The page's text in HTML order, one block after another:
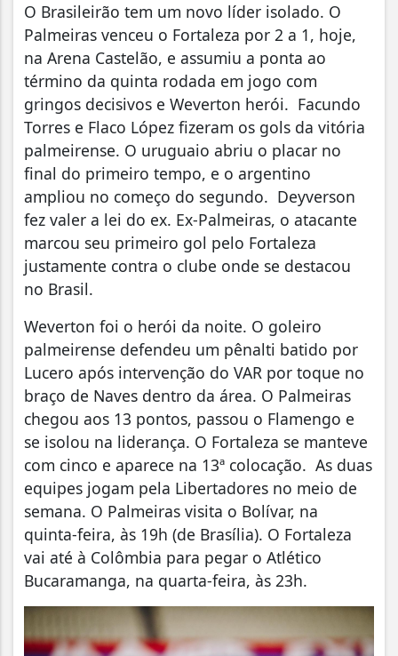
O Brasileirão tem um novo líder isolado. O
Palmeiras venceu o Fortaleza por 2 a 1, hoje,
na Arena Castelão, e assumiu a ponta ao
término da quinta rodada em jogo com
gringos decisivos e Weverton herói. Facundo
Torres e Flaco López fizeram os gols da vitória
palmeirense. O uruguaio abriu o placar no
final do primeiro tempo, e o argentino
ampliou no começo do segundo. Deyverson
fez valer a lei do ex. Ex-Palmeiras, o atacante
marcou seu primeiro gol pelo Fortaleza
justamente contra o clube onde se destacou
no Brasil.
Weverton foi o herói da noite. O goleiro
palmeirense defendeu um pênalti batido por
Lucero após intervenção do VAR por toque no
braço de Naves dentro da área. O Palmeiras
chegou aos 13 pontos, passou o Flamengo e
se isolou na liderança. O Fortaleza se manteve
com cinco e aparece na 13ª colocação. As duas
equipes jogam pela Libertadores no meio de
semana. O Palmeiras visita o Bolívar, na
quinta-feira, às 19h (de Brasília). O Fortaleza
vai até à Colômbia para pegar o Atlético
Bucaramanga, na quarta-feira, às 23h.